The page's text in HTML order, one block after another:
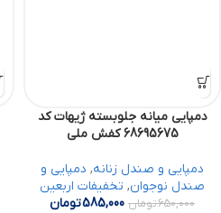
دمپایی میانه جلوبسته ژیهات کد
68695675 کفش ملی
دمپایی و صندل زنانه, دمپایی و
صندل نوجوان, تخفیفات اربعین
650,000تومان 585,000تومان